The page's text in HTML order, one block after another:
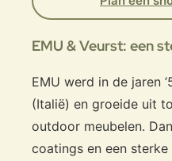
EMU & Veurst: een
EMU werd in de jaren
(Italië) en groeide uit
outdoor meubelen.
coatings en een